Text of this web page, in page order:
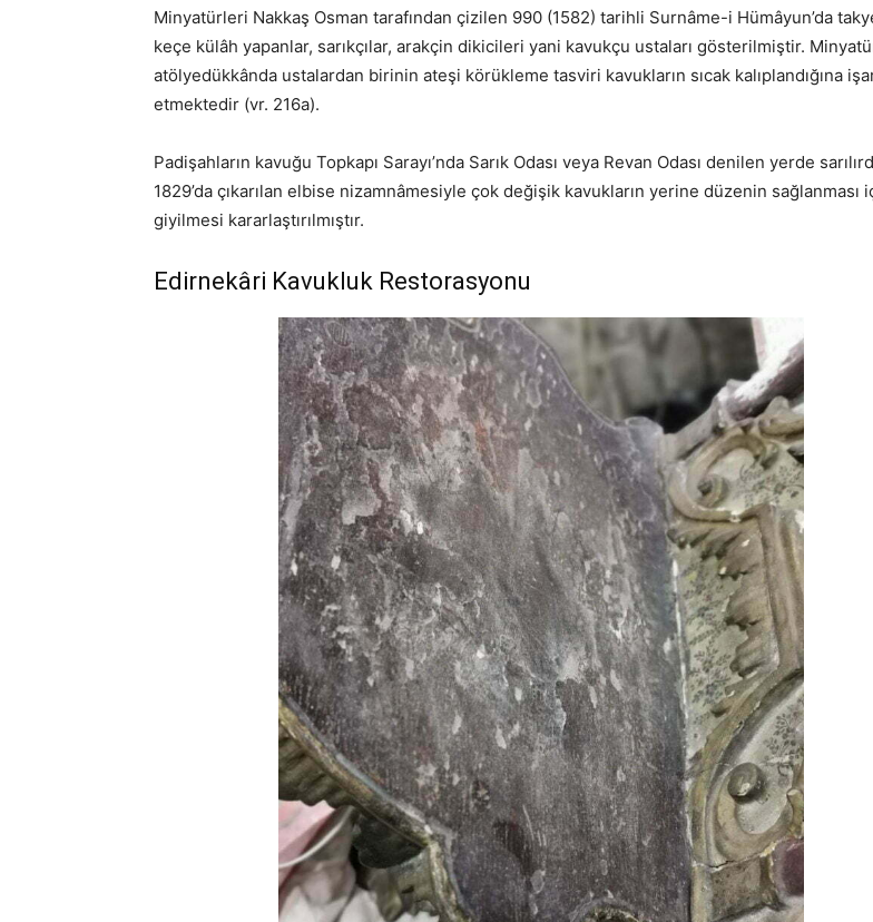
Minyatürleri Nakkaş Osman tarafından çizilen 990 (1582) tarihli Surnâme-i Hümâyun’da
keçe külâh yapanlar, sarıkçılar, arakçin dikicileri yani kavukçu ustaları gösterilmiştir.
atölyedükkânda ustalardan birinin ateşi körükleme tasviri kavukların sıcak kalıplandığına
etmektedir (vr. 216a).
Padişahların kavuğu Topkapı Sarayı’nda Sarık Odası veya Revan Odası denilen yerde
1829’da çıkarılan elbise nizamnâmesiyle çok değişik kavukların yerine düzenin sağlanması
giyilmesi kararlaştırılmıştır.
Edirnekâri Kavukluk Restorasyonu